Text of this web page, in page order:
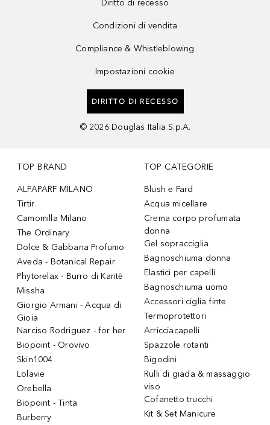
Diritto di recesso
Condizioni di vendita
Compliance & Whistleblowing
Impostazioni cookie
DIRITTO DI RECESSO
© 2026 Douglas Italia S.p.A.
TOP BRAND
ALFAPARF MILANO
Tirtir
Camomilla Milano
The Ordinary
Dolce & Gabbana Profumo
Aveda - Botanical Repair
Phytorelax - Burro di Karitè
Missha
Giorgio Armani - Acqua di
Gioia
Narciso Rodriguez - for her
Biopoint - Orovivo
Skin1004
Lolavie
Orebella
Biopoint - Tinta
Burberry
TOP CATEGORIE
Blush e Fard
Acqua micellare
Crema corpo profumata
donna
Gel sopracciglia
Bagnoschiuma donna
Elastici per capelli
Bagnoschiuma uomo
Accessori ciglia finte
Termoprotettori
Arricciacapelli
Spazzole rotanti
Bigodini
Rulli di giada & massaggio
viso
Cofanetto trucchi
Kit & Set Manicure